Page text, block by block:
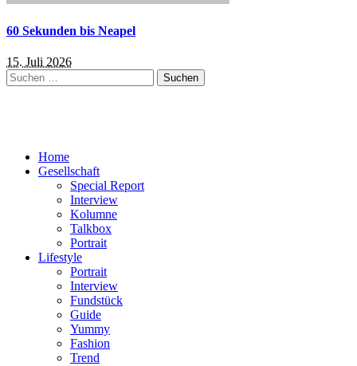
60 Sekunden bis Neapel
15. Juli 2026
Suchen
nach:
Home
Gesellschaft
Special Report
Interview
Kolumne
Talkbox
Portrait
Lifestyle
Portrait
Interview
Fundstück
Guide
Yummy
Fashion
Trend